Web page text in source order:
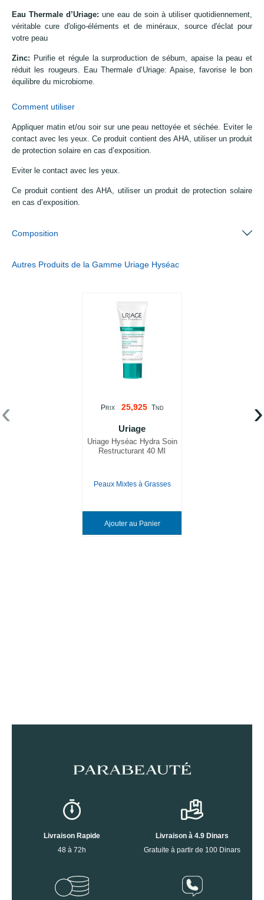
Eau Thermale d’Uriage: une eau de soin à utiliser quotidiennement,
véritable cure d'oligo-éléments et de minéraux, source d'éclat pour
votre peau
Zinc: Purifie et régule la surproduction de sébum, apaise la peau et
réduit les rougeurs. Eau Thermale d’Uriage: Apaise, favorise le bon
équilibre du microbiome.
Comment utiliser
Appliquer matin et/ou soir sur une peau nettoyée et séchée. Eviter le
contact avec les yeux. Ce produit contient des AHA, utiliser un produit
de protection solaire en cas d’exposition.
Eviter le contact avec les yeux.
Ce produit contient des AHA, utiliser un produit de protection solaire
en cas d’exposition.
Composition
Autres Produits de la Gamme Uriage Hyséac
PRIX 25,925 TND
Uriage
Uriage Hyséac Hydra Soin
Restructurant 40 Ml
Peaux Mixtes à Grasses
Ajouter au Panier
‹ ›
Livraison Rapide
48 à 72h
Livraison à 4.9 Dinars
Gratuite à partir de 100 Dinars